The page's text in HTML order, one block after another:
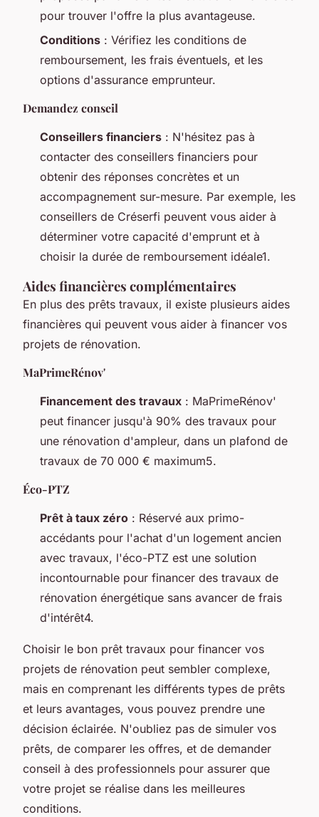
pour trouver l'offre la plus avantageuse.
Conditions : Vérifiez les conditions de
remboursement, les frais éventuels, et les
options d'assurance emprunteur.
Demandez conseil
Conseillers financiers : N'hésitez pas à
contacter des conseillers financiers pour
obtenir des réponses concrètes et un
accompagnement sur-mesure. Par exemple, les
conseillers de Créserfi peuvent vous aider à
déterminer votre capacité d'emprunt et à
choisir la durée de remboursement idéale1.
Aides financières complémentaires
En plus des prêts travaux, il existe plusieurs aides
financières qui peuvent vous aider à financer vos
projets de rénovation.
MaPrimeRénov'
Financement des travaux : MaPrimeRénov'
peut financer jusqu'à 90% des travaux pour
une rénovation d'ampleur, dans un plafond de
travaux de 70 000 € maximum5.
Éco-PTZ
Prêt à taux zéro : Réservé aux primo-
accédants pour l'achat d'un logement ancien
avec travaux, l'éco-PTZ est une solution
incontournable pour financer des travaux de
rénovation énergétique sans avancer de frais
d'intérêt4.
Choisir le bon prêt travaux pour financer vos
projets de rénovation peut sembler complexe,
mais en comprenant les différents types de prêts
et leurs avantages, vous pouvez prendre une
décision éclairée. N'oubliez pas de simuler vos
prêts, de comparer les offres, et de demander
conseil à des professionnels pour assurer que
votre projet se réalise dans les meilleures
conditions.